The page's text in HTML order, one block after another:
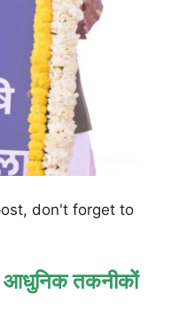
don't forget to
आधुनिक तकनीकों